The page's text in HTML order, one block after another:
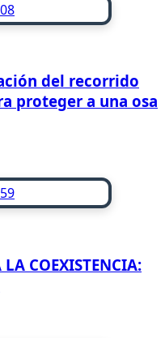
del recorrido
proteger a una osa
LA COEXISTENCIA: